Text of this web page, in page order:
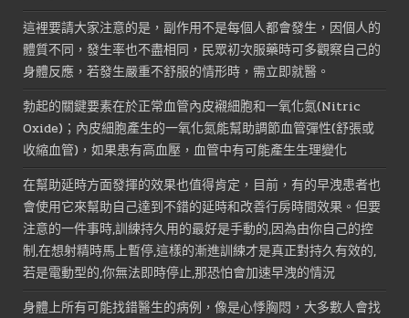
這裡要請大家注意的是，副作用不是每個人都會發生，因個人的
體質不同，發生率也不盡相同，民眾初次服藥時可多觀察自己的
身體反應，若發生嚴重不舒服的情形時，需立即就醫。
勃起的關鍵要素在於正常血管內皮襯細胞和一氧化氮(Nitric
Oxide)；內皮細胞產生的一氧化氮能幫助調節血管彈性(舒張或
收縮血管)，如果患有高血壓，血管中有可能產生生理變化
在幫助延時方面發揮的效果也值得肯定，目前，有的早洩患者也
會使用它來幫助自己達到不錯的延時和改善行房時間效果。但要
注意的一件事時,訓練持久用的最好是手動的,因為由你自己的控
制,在想射精時馬上暫停,這樣的漸進訓練才是真正對持久有效的,
若是電動型的,你無法即時停止,那恐怕會加速早洩的情況
身體上所有可能找錯醫生的病例，像是心悸胸悶，大多數人會找